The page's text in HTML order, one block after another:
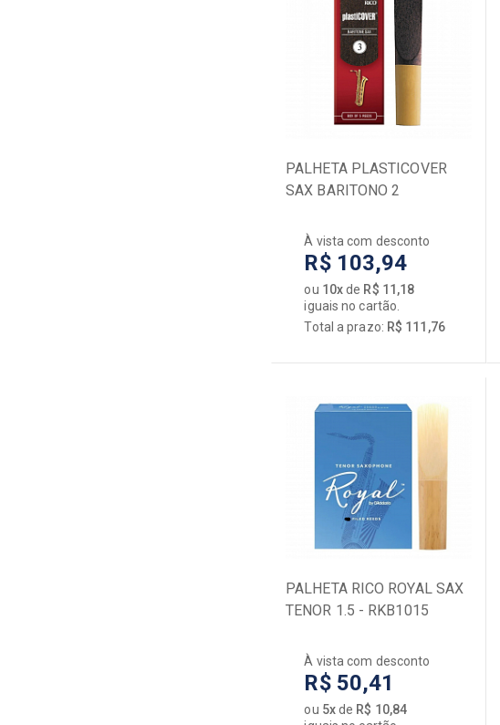
PALHETA PLASTICOVER
SAX BARITONO 2
À vista com desconto
R$ 103,94
ou 10xde R$ 11,18
iguais no cartão.
Total a prazo: R$ 111,76
PALHETA RICO ROYAL SAX
TENOR 1.5 - RKB1015
À vista com desconto
R$ 50,41
ou 5xde R$ 10,84